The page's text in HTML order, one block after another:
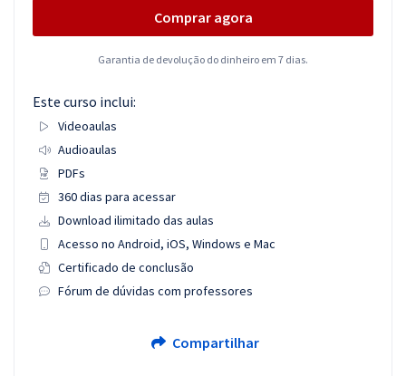
Comprar agora
Garantia de devolução do dinheiro em 7 dias.
Este curso inclui:
Videoaulas
Audioaulas
PDFs
360 dias para acessar
Download ilimitado das aulas
Acesso no Android, iOS, Windows e Mac
Certificado de conclusão
Fórum de dúvidas com professores
Compartilhar